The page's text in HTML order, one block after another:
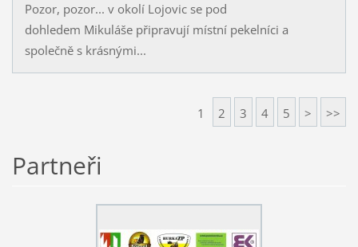
Pozor, pozor... v okolí Lojovic se pod
dohledem Mikuláše připravují místní pekelníci a
společně s krásnými...
1 2 3 4 5 > >>
Partneři